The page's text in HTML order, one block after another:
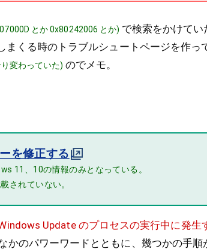
とか 0x80242006 とか) で検索をかけてい
くる時のトラブルシュートページを作っ
変わっていた) のでメモ。
を修正する
11、10の情報のみとなっている。
されていない。
Update のプロセスの実行中に発生
かのパワーワードとともに、幾つかの手順